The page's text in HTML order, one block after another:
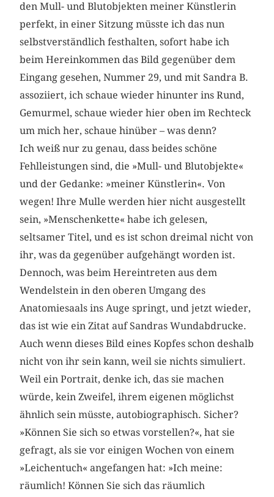
den Mull- und Blutobjekten meiner Künstlerin
perfekt, in einer Sitzung müsste ich das nun
selbstverständlich festhalten, sofort habe ich
beim Hereinkommen das Bild gegenüber dem
Eingang gesehen, Nummer 29, und mit Sandra B.
assoziiert, ich schaue wieder hinunter ins Rund,
Gemurmel, schaue wieder hier oben im Rechteck
um mich her, schaue hinüber – was denn?
Ich weiß nur zu genau, dass beides schöne
Fehlleistungen sind, die »Mull- und Blutobjekte«
und der Gedanke: »meiner Künstlerin«. Von
wegen! Ihre Mulle werden hier nicht ausgestellt
sein, »Menschenkette« habe ich gelesen,
seltsamer Titel, und es ist schon dreimal nicht von
ihr, was da gegenüber aufgehängt worden ist.
Dennoch, was beim Hereintreten aus dem
Wendelstein in den oberen Umgang des
Anatomiesaals ins Auge springt, und jetzt wieder,
das ist wie ein Zitat auf Sandras Wundabdrucke.
Auch wenn dieses Bild eines Kopfes schon deshalb
nicht von ihr sein kann, weil sie nichts simuliert.
Weil ein Portrait, denke ich, das sie machen
würde, kein Zweifel, ihrem eigenen möglichst
ähnlich sein müsste, autobiographisch. Sicher?
»Können Sie sich so etwas vorstellen?«, hat sie
gefragt, als sie vor einigen Wochen von einem
»Leichentuch« angefangen hat: »Ich meine:
räumlich! Können Sie sich das räumlich